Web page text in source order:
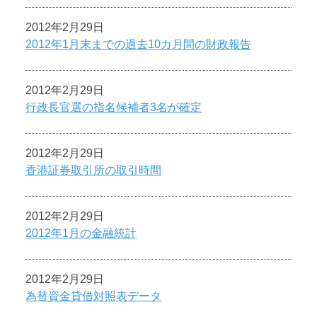
2012年2月29日
2012年1月末までの過去10カ月間の財政報告
2012年2月29日
行政長官選の指名候補者3名が確定
2012年2月29日
香港証券取引所の取引時間
2012年2月29日
2012年1月の金融統計
2012年2月29日
為替資金貸借対照表データ